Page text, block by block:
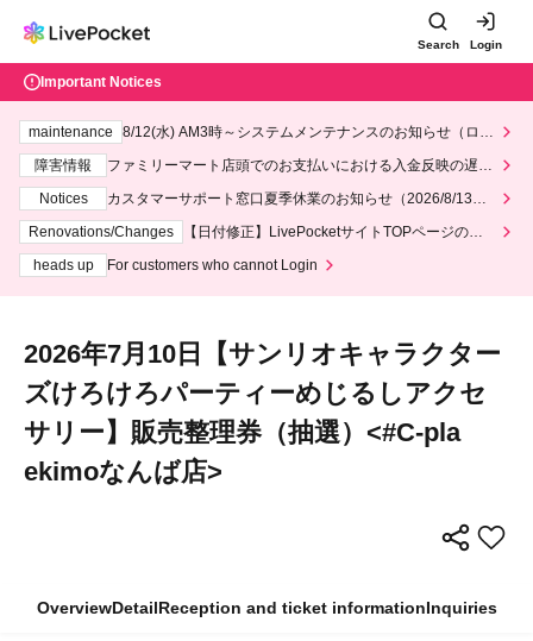
Search Login
Important Notices
maintenance
8/12(水) AM3時～システムメンテナンスのお知らせ（ロー
障害情報
ファミリーマート店頭でのお支払いにおける入金反映の遅延
Notices
カスタマーサポート窓口夏季休業のお知らせ（2026/8/13～2
026/8/14）
Renovations/Changes
【日付修正】LivePocketサイトTOPページのデ
heads up
For customers who cannot Login
2026年7月10日【サンリオキャラクター
ズけろけろパーティーめじるしアクセ
サリー】販売整理券（抽選）<#C-pla
ekimoなんば店>
OverviewDetailReception and ticket informationInquiries